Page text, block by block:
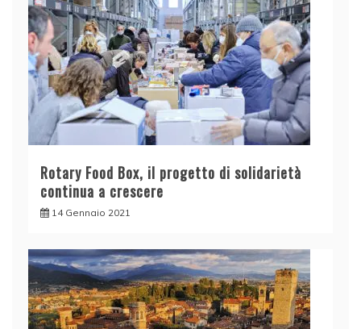
Rotary Food Box, il progetto di solidarietà
continua a crescere
14 Gennaio 2021